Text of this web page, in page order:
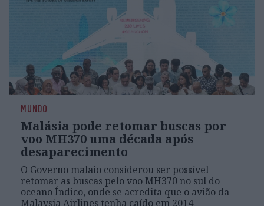
MUNDO
Malásia pode retomar buscas por
voo MH370 uma década após
desaparecimento
O Governo malaio considerou ser possível
retomar as buscas pelo voo MH370 no sul do
oceano Índico, onde se acredita que o avião da
Malaysia Airlines tenha caído em 2014